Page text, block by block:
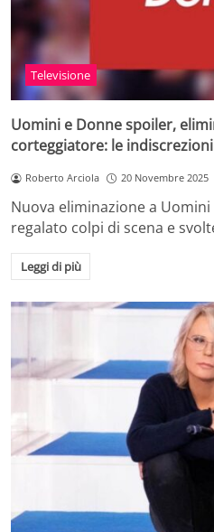
Televisione
Uomini e Donne spoiler,
corteggiatore: le indiscrezioni
Roberto Arciola 20 Novembre 2025
Nuova eliminazione a
regalato colpi di scena e
Leggi di più